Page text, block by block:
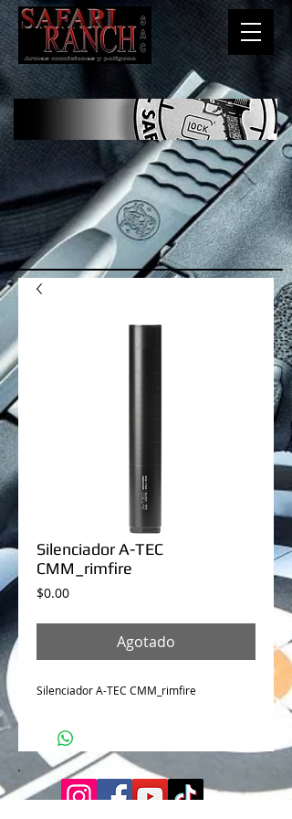
Silenciador A-TEC
CMM_rimfire
$0.00Precio
Agotado
Silenciador A-TEC CMM_rimfire